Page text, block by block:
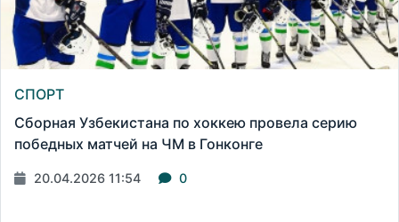
СПОРТ
Сборная Узбекистана по хоккею провела серию
победных матчей на ЧМ в Гонконге
20.04.2026 11:54 0